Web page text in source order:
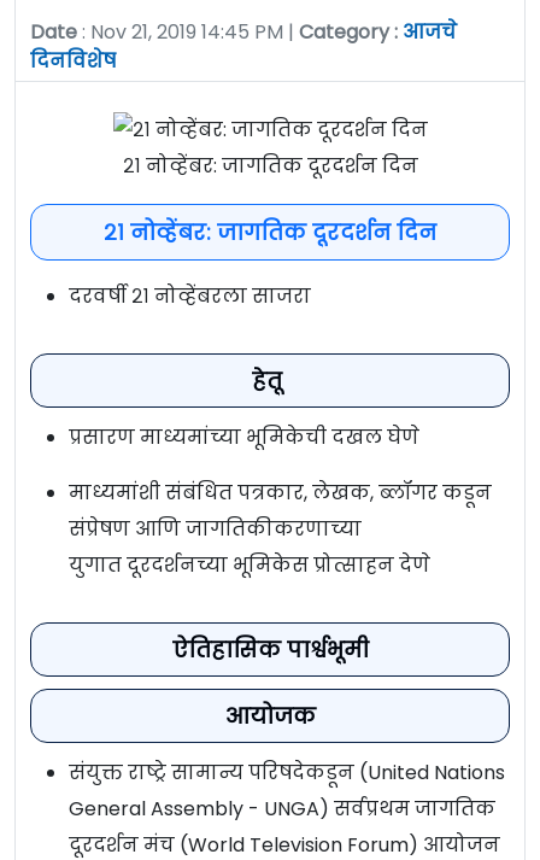
Date: Nov 21, 2019 14:45 PM | Category : आजचे
दिनविशेष
२१ नोव्हेंबर: जागतिक दूरदर्शन दिन
२१ नोव्हेंबर: जागतिक दूरदर्शन दिन
दरवर्षी २१ नोव्हेंबरला साजरा
हेतू
प्रसारण माध्यमांच्या भूमिकेची दखल घेणे
माध्यमांशी संबंधित पत्रकार, लेखक, ब्लॉगर कडून
संप्रेषण आणि जागतिकीकरणाच्या
युगात दूरदर्शनच्या भूमिकेस प्रोत्साहन देणे
ऐतिहासिक पार्श्वभूमी
आयोजक
संयुक्त राष्ट्रे सामान्य परिषदेकडून (United Nations
General Assembly - UNGA) सर्वप्रथम जागतिक
दूरदर्शन मंच (World Television Forum) आयोजन